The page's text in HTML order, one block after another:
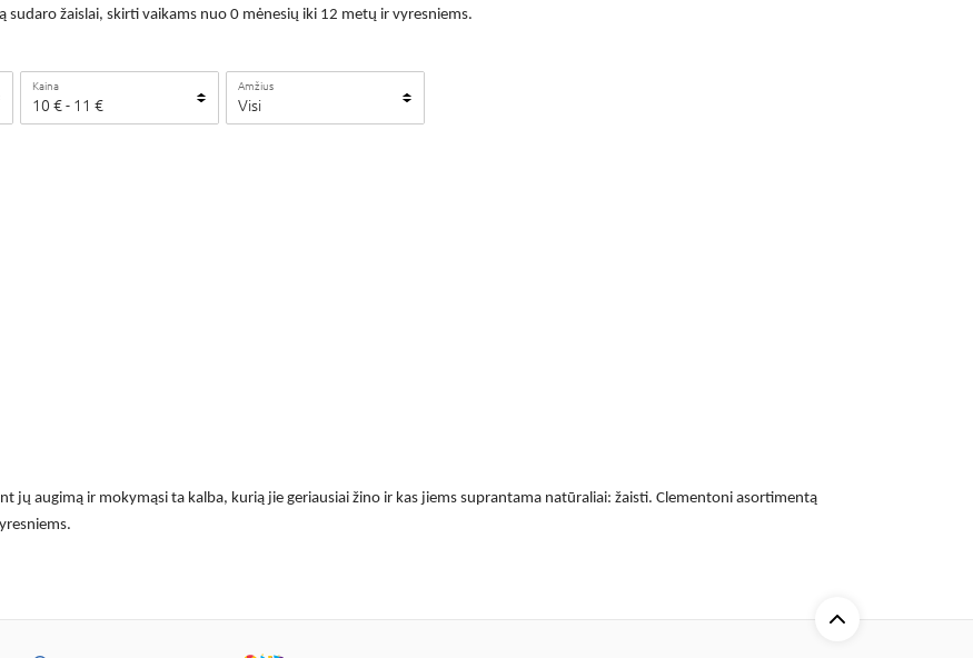
sudaro žaislai, skirti vaikams nuo 0 mėnesių iki 12 metų ir vyresniems.
Kaina
10 € - 11 €
Amžius
Visi
jų augimą ir mokymąsi ta kalba, kurią jie geriausiai žino ir kas jiems suprantama natūraliai: žaisti. Clementoni asortimentą